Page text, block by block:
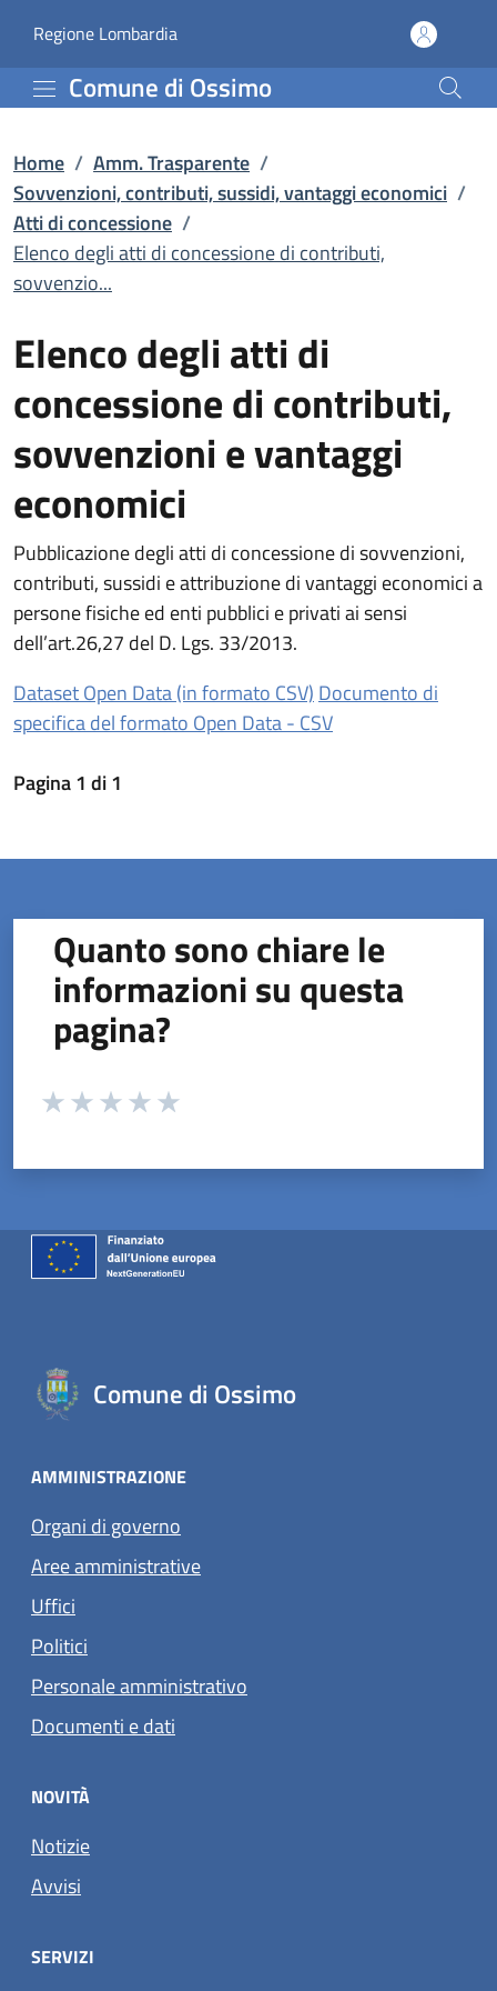
Elenco degli atti di
Regione Lombardia(apre in un'altra scheda).
Comune di Ossimo
Home / Amm. Trasparente /
Sovvenzioni, contributi, sussidi, vantaggi economici /
Atti di concessione /
Elenco degli atti di concessione di contributi,
sovvenzio...
Elenco degli atti di
concessione di contributi,
sovvenzioni e vantaggi
economici
Pubblicazione degli atti di concessione di sovvenzioni,
contributi, sussidi e attribuzione di vantaggi economici a
persone fisiche ed enti pubblici e privati ai sensi
dell’art.26,27 del D. Lgs. 33/2013.
Dataset Open Data (in formato CSV) (apre in un'altra
Documento di
specifica del formato Open Data - CSV(apre in un'altra
Pagina1 di1
Quanto sono chiare le
informazioni su questa
pagina?
Valuta da 1 a 5 stelle la pagina
Comune di Ossimo
AMMINISTRAZIONE
Organi di governo
Aree amministrative
Uffici
Politici
Personale amministrativo
Documenti e dati
NOVITÀ
Notizie
Avvisi
SERVIZI